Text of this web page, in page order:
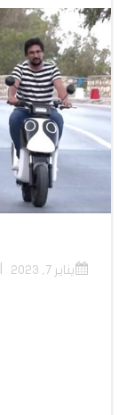
يناير 7, 2023